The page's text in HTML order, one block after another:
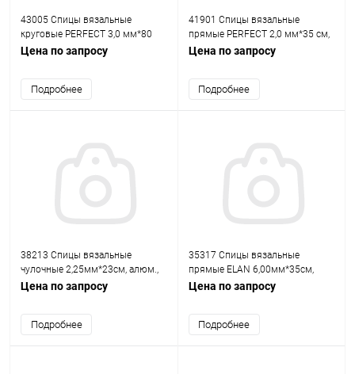
43005 Спицы вязальные
круговые PERFECT 3,0 мм*80
см, дерево PONY
Цена по запросу
Подробнее
41901 Спицы вязальные
прямые PERFECT 2,0 мм*35 см,
дерево, 2 шт PONY
Цена по запросу
Подробнее
38213 Спицы вязальные
чулочные 2,25мм*23см, алюм.,
5шт PONY
Цена по запросу
Подробнее
35317 Спицы вязальные
прямые ELAN 6,00мм*35см,
сталь, 2шт PONY
Цена по запросу
Подробнее